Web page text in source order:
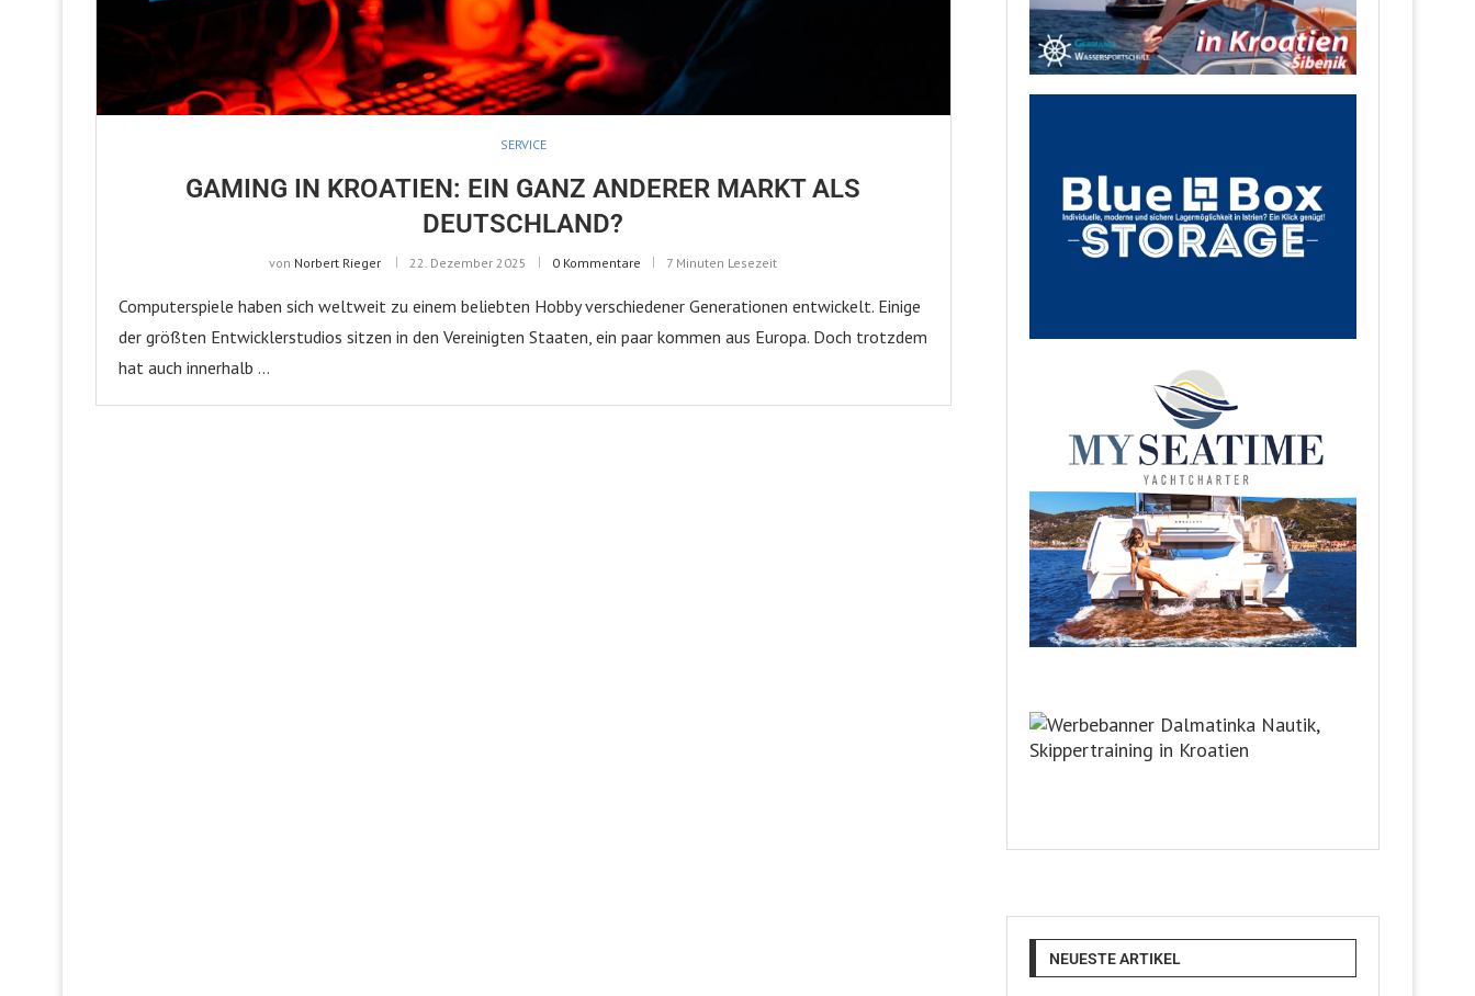
SERVICE
GAMING IN KROATIEN: EIN GANZ ANDERER MARKT ALS
DEUTSCHLAND?
von Norbert Rieger 22. Dezember 2025 0 Kommentare 7 Minuten Lesezeit
Computerspiele haben sich weltweit zu einem beliebten Hobby verschiedener Generationen entwickelt. Einige
der größten Entwicklerstudios sitzen in den Vereinigten Staaten, ein paar kommen aus Europa. Doch trotzdem
hat auch innerhalb …
NEUESTE ARTIKEL